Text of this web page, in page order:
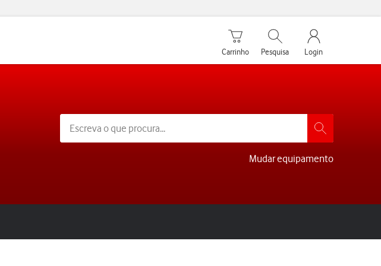
Carrinho de compras
Carrinho
Pesquisar
Pesquisa
My Vodafone
Login
Mudar equipamento